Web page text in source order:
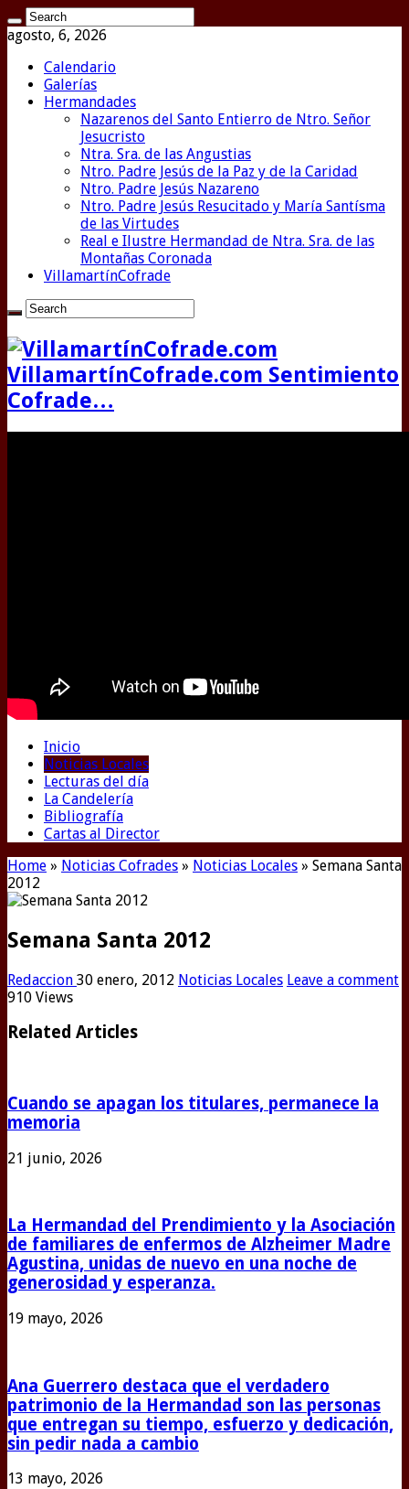
agosto, 6, 2026
Calendario
Galerías
Hermandades
Nazarenos del Santo Entierro de Ntro. Señor
Jesucristo
Ntra. Sra. de las Angustias
Ntro. Padre Jesús de la Paz y de la Caridad
Ntro. Padre Jesús Nazareno
Ntro. Padre Jesús Resucitado y María Santísma
de las Virtudes
Real e Ilustre Hermandad de Ntra. Sra. de las
Montañas Coronada
VillamartínCofrade
VillamartínCofrade.com Sentimiento
Cofrade…
Inicio
Noticias Locales
Lecturas del día
La Candelería
Bibliografía
Cartas al Director
Home » Noticias Cofrades » Noticias Locales » Semana Santa
2012
Semana Santa 2012
Redaccion 30 enero, 2012 Noticias Locales Leave a comment
910 Views
Related Articles
Cuando se apagan los titulares, permanece la
memoria
21 junio, 2026
La Hermandad del Prendimiento y la Asociación
de familiares de enfermos de Alzheimer Madre
Agustina, unidas de nuevo en una noche de
generosidad y esperanza.
19 mayo, 2026
Ana Guerrero destaca que el verdadero
patrimonio de la Hermandad son las personas
que entregan su tiempo, esfuerzo y dedicación,
sin pedir nada a cambio
13 mayo, 2026